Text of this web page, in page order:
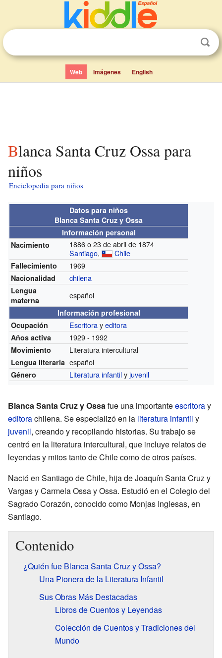
Web Imágenes English
Blanca Santa Cruz Ossa para
niños
Enciclopedia para niños
Datos para niños
Blanca Santa Cruz y Ossa
Información personal
Nacimiento
1886 o 23 de abril de 1874
Santiago, Chile
Fallecimiento 1969
Nacionalidad chilena
Lengua
materna
español
Información profesional
Ocupación
Escritorayeditora
Años activa 1929 - 1992
Movimiento Literatura intercultural
Lengua literaria español
Género Literatura infantilyjuvenil
Blanca Santa Cruz y Ossafue una importanteescritoray
editorachilena. Se especializó en la literatura infantil y
juvenil, creando y recopilando historias. Su trabajo se
centró en la literatura intercultural, que incluye relatos de
leyendas y mitos tanto de Chile como de otros países.
Nació en Santiago de Chile, hija de Joaquín Santa Cruz y
Vargas y Carmela Ossa y Ossa. Estudió en el Colegio del
Sagrado Corazón, conocido como Monjas Inglesas, en
Santiago.
Contenido
¿Quién fue Blanca Santa Cruz y Ossa?
Una Pionera de la Literatura Infantil
Sus Obras Más Destacadas
Libros de Cuentos y Leyendas
Colección de Cuentos y Tradiciones del
Mundo